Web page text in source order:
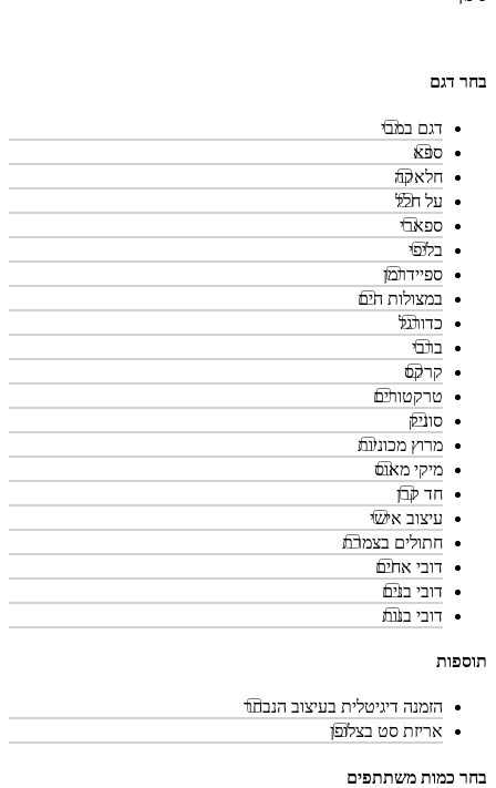
בחר דגם
דגם במבי
ספא
חלאקה
על חלל
ספארי
בליפי
ספיידרמן
במצולות הים
כדורגל
ברבי
קרקס
טרקטורים
סוניק
מרוץ מכוניות
מיקי מאוס
חד קרן
עיצוב אישי
חתולים בצמרת
דובי אחים
דובי בנים
דובי בנות
תוספות
הזמנה דיגיטלית בעיצוב הנבחר
אריזת סט בצלופן
בחר כמות משתתפים